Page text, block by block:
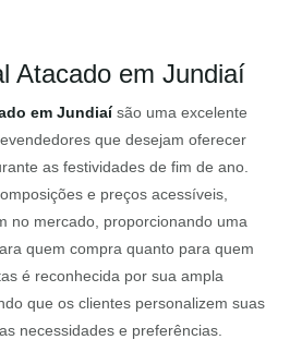
Atacado em Jundiaí
em Jundiaísão uma excelente
que desejam oferecer
as festividades de fim de ano.
e preços acessíveis,
no mercado, proporcionando uma
quem compra quanto para quem
é reconhecida por sua ampla
que os clientes personalizem suas
necessidades e preferências.